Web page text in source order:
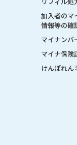
加入者のマ
情報等の確
マイナンバ
マイナ保険
けんぽれん